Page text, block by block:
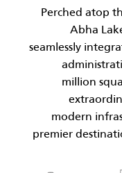
Perched atop
Abha
seamlessly
million
modern
premier